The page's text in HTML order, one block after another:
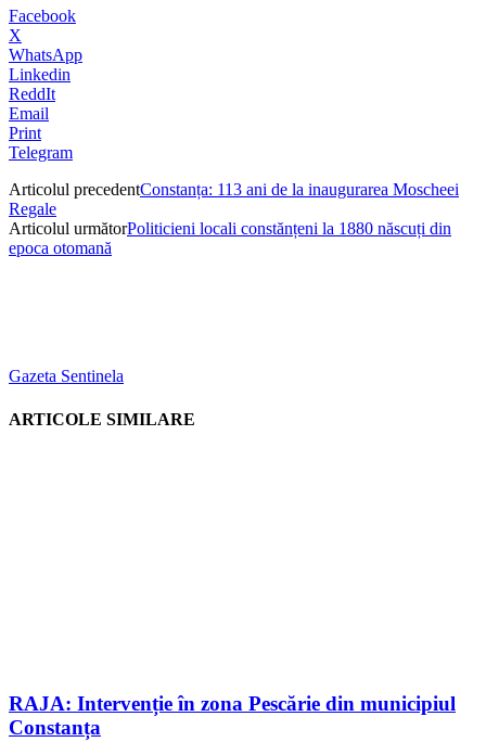
Facebook
X
WhatsApp
Linkedin
ReddIt
Email
Print
Telegram
Articolul precedentConstanța: 113 ani de la inaugurarea Moscheei
Regale
Articolul următorPoliticieni locali constănțeni la 1880 născuți din
epoca otomană
Gazeta Sentinela
ARTICOLE SIMILARE
RAJA: Intervenție în zona Pescărie din municipiul
Constanța